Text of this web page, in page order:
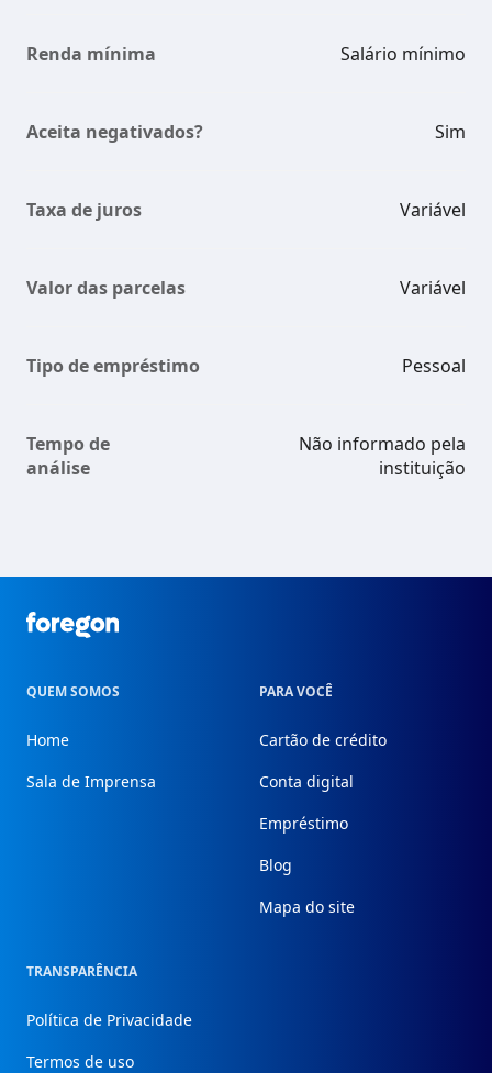
Renda mínima Salário mínimo
Aceita negativados? Sim
Taxa de juros Variável
Valor das parcelas Variável
Tipo de empréstimo Pessoal
Tempo de
análise
Não informado pela
instituição
Foregon.com
QUEM SOMOS
Home
Sala de Imprensa
PARA VOCÊ
Cartão de crédito
Conta digital
Empréstimo
Blog
Mapa do site
TRANSPARÊNCIA
Política de Privacidade
Termos de uso